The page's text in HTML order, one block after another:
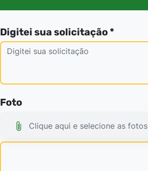
Digitei sua solicitação *
Foto
Clique aqui e selecione as fotos